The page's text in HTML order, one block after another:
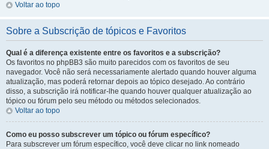
Voltar ao topo
Sobre a Subscrição de tópicos e Favoritos
Qual é a diferença existente entre os favoritos e a subscrição?
Os favoritos no phpBB3 são muito parecidos com os favoritos de seu
navegador. Você não será necessariamente alertado quando houver alguma
atualização, mas poderá retornar depois ao tópico desejado. Ao contrário
disso, a subscrição irá notificar-lhe quando houver qualquer atualização ao
tópico ou fórum pelo seu método ou métodos selecionados.
Voltar ao topo
Como eu posso subscrever um tópico ou fórum específico?
Para subscrever um fórum específico, você deve clicar no link nomeado